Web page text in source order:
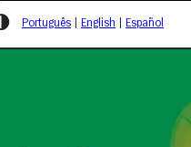
/governosp
Português English Español